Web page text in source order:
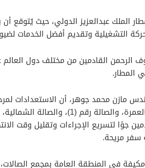
التشغيلية وتقديم أفضل الخدمات
القادمين من مختلف دول العالم
المطار.
مازن محمد جوهر، أن الاستعدادات
جوًا لتسريع الإجراءات وتقليل وقت
سفر مريحة.